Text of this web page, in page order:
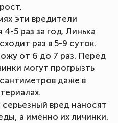
эти вредители
5 раз за год. Линька
раз в 5-9 суток.
от 6 до 7 раз. Перед
могут прогрызть
даже в
вред наносят
а именно их личинки.